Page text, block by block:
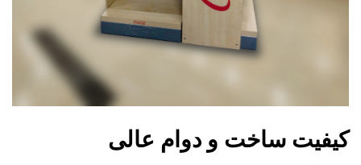
کیفیت ساخت و دوام عالی